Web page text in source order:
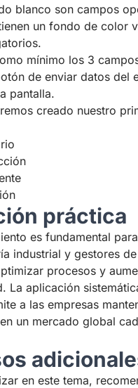
blanco son campos
un fondo de color
mínimo los 3
de enviar datos del
pantalla.
creado nuestro
práctica
es fundamental
industrial y gestores
procesos y
La aplicación
a las empresas
un mercado global
en este tema,